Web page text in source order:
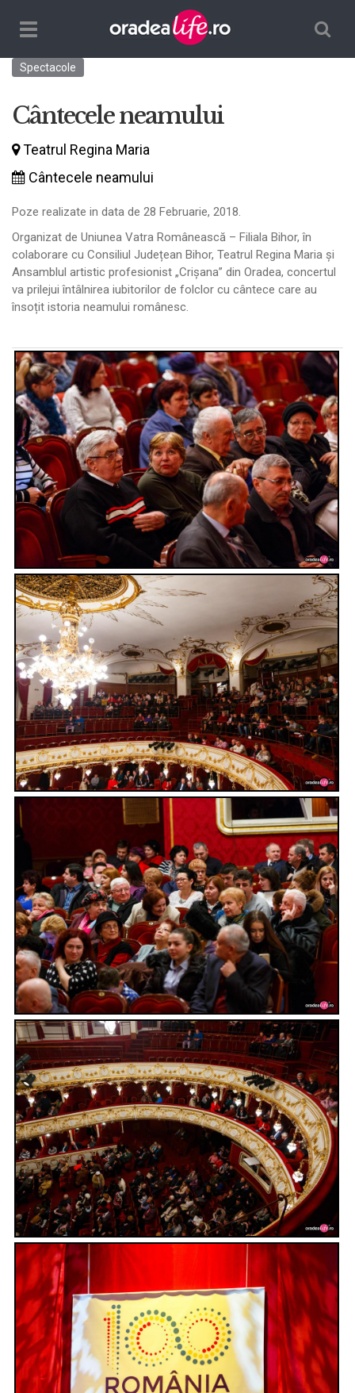
TPL_ORADEALIFE_TOGGLE_NAVIGATION
Spectacole
Cântecele neamului
Teatrul Regina Maria
Cântecele neamului
Poze realizate in data de 28 Februarie, 2018.
Organizat de Uniunea Vatra Românească – Filiala Bihor, în
colaborare cu Consiliul Județean Bihor, Teatrul Regina Maria și
Ansamblul artistic profesionist „Crișana” din Oradea, concertul
va prilejui întâlnirea iubitorilor de folclor cu cântece care au
însoțit istoria neamului românesc.